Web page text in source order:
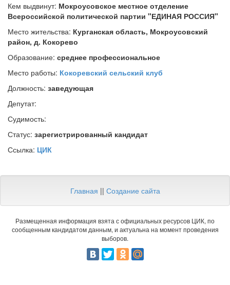
Кем выдвинут: Мокроусовское местное отделение
Всероссийской политической партии "ЕДИНАЯ РОССИЯ"
Место жительства: Курганская область, Мокроусовский
район, д. Кокорево
Образование: среднее профессиональное
Место работы: Кокоревский сельский клуб
Должность: заведующая
Депутат:
Судимость:
Статус: зарегистрированный кандидат
Ссылка: ЦИК
Главная || Создание сайта
Размещенная информация взята с официальных ресурсов ЦИК, по
сообщенным кандидатом данным, и актуальна на момент проведения
выборов.